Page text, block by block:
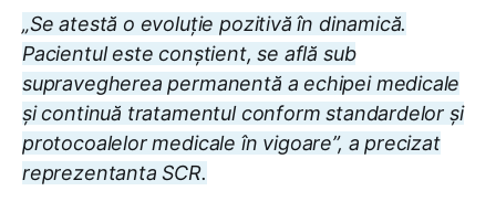
„Se atestă o evoluție pozitivă în dinamică.
Pacientul este conștient, se află sub
supravegherea permanentă a echipei medicale
și continuă tratamentul conform standardelor și
protocoalelor medicale în vigoare”, a precizat
reprezentanta SCR.